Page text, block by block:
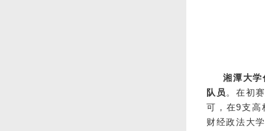
湘潭大
队员 。在初
可，在9支高
财经政法大